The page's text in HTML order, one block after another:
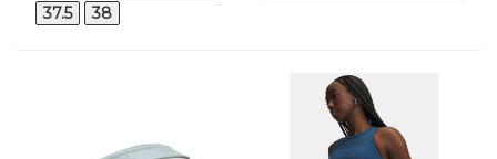
37.5 38